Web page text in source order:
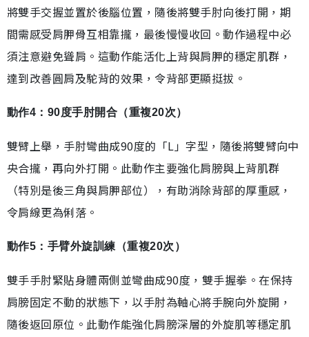
將雙手交握並置於後腦位置，隨後將雙手肘向後打開，期
間需感受肩胛骨互相靠攏，最後慢慢收回。動作過程中必
須注意避免聳肩。這動作能活化上背與肩胛的穩定肌群，
達到改善圓肩及駝背的效果，令背部更顯挺拔。
動作4：90度手肘開合（重複20次）
雙臂上舉，手肘彎曲成90度的「L」字型，隨後將雙臂向中
央合攏，再向外打開。此動作主要強化肩膀與上背肌群
（特別是後三角與肩胛部位），有助消除背部的厚重感，
令肩線更為俐落。
動作5：手臂外旋訓練（重複20次）
雙手手肘緊貼身體兩側並彎曲成90度，雙手握拳。在保持
肩膀固定不動的狀態下，以手肘為軸心將手腕向外旋開，
隨後返回原位。此動作能強化肩膀深層的外旋肌等穩定肌